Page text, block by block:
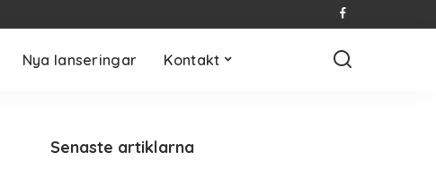
Nya lanseringar Kontakt
Senaste artiklarna